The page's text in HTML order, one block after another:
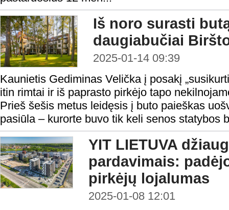
Iš noro surasti
daugiabučiai
2025-01-14 09:39
Kaunietis Gediminas Velička į posakį
itin rimtai ir iš paprasto pirkėjo tapo
Prieš šešis metus leidęsis į buto paieškas
pasiūla – kurorte buvo tik keli senos statybos
YIT LIETUVA
pardavimais:
pirkėjų lojalumas
2025-01-08 12:01